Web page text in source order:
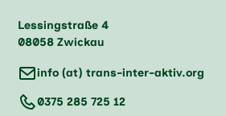
Lessingstraße 4
08058 Zwickau
info (at) trans-inter-aktiv.org
0375 285 725 12